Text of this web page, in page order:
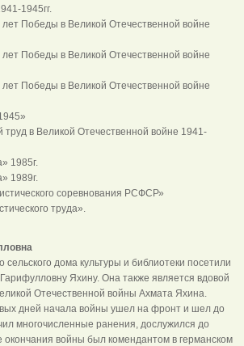
1945гг.
Победы в Великой Отечественной войне
Победы в Великой Отечественной войне
Победы в Великой Отечественной войне
в Великой Отечественной войне 1941-
1985г.
1989г.
соревнования РСФСР»
труда».
сельского дома культуры и библиотеки посетили
Яхину. Она также является вдовой
Отечественной войны Ахмата Яхина.
дней начала войны ушел на фронт и шел до
многочисленные ранения, дослужился до
войны был комендантом в германском